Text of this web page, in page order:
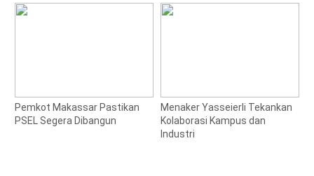
Pemkot Makassar Pastikan
PSEL Segera Dibangun
Menaker Yasseierli Tekankan
Kolaborasi Kampus dan
Industri